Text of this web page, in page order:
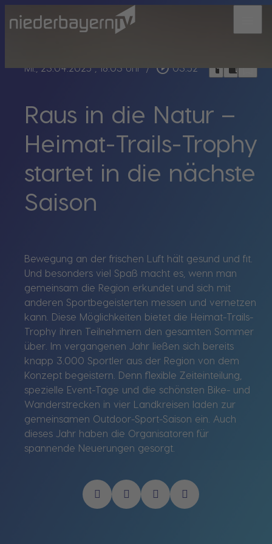
Mi., 23.04.2025, 18:03 Uhr / play_circle_outline 03:52 headphoneschrome_reader_modebookmark_border
Raus in die Natur –
Heimat-Trails-Trophy
startet in die nächste
Saison
Bewegung an der frischen Luft hält gesund und fit.
Und besonders viel Spaß macht es, wenn man
gemeinsam die Region erkundet und sich mit
anderen Sportbegeisterten messen und vernetzen
kann. Diese Möglichkeiten bietet die Heimat-Trails-
Trophy ihren Teilnehmern den gesamten Sommer
über. Im vergangenen Jahr ließen sich bereits
knapp 3.000 Sportler aus der Region von dem
Konzept begeistern. Denn flexible Zeiteinteilung,
spezielle Event-Tage und die schönsten Bike- und
Wanderstrecken in vier Landkreisen laden zur
gemeinsamen Outdoor-Sport-Saison ein. Auch
dieses Jahr haben die Organisatoren für
spannende Neuerungen gesorgt.